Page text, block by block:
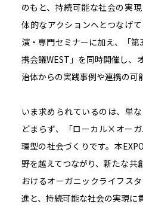
のもと、持続可能な社会の実
体的なアクションへとつなげ
演・専門セミナーに加え、「
携会議WEST」を同時開催し、
治体からの実践事例や連携の可
いま求められているのは、単
どまらず、「ローカル×オー
環型の社会づくりです。本
野を越えてつながり、新たな共
おけるオーガニックライフス
進と、持続可能な社会の実現に